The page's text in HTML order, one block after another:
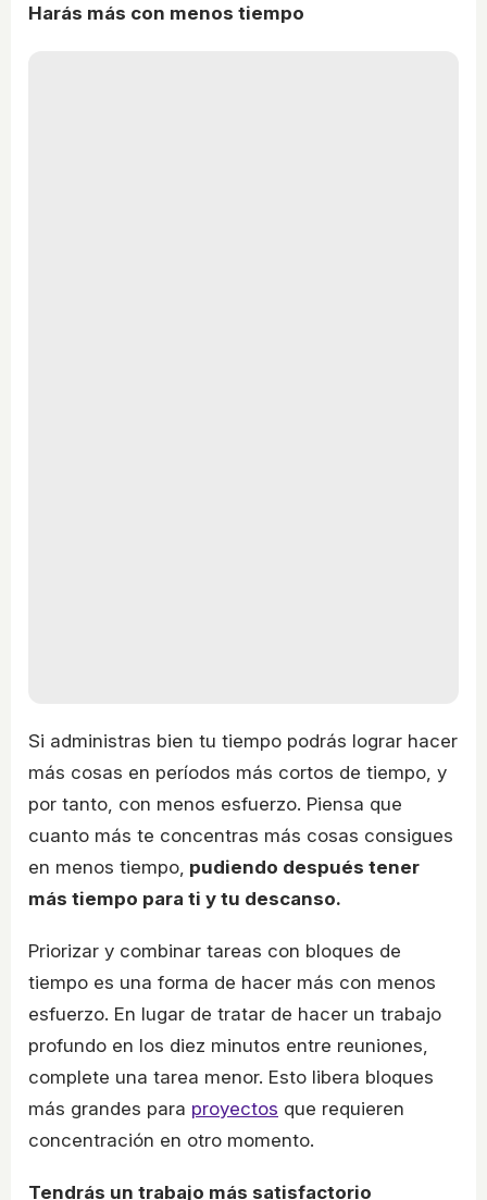
Harás más con menos tiempo
Si administras bien tu tiempo podrás lograr hacer
más cosas en períodos más cortos de tiempo, y
por tanto, con menos esfuerzo. Piensa que
cuanto más te concentras más cosas consigues
en menos tiempo, pudiendo después tener
más tiempo para ti y tu descanso.
Priorizar y combinar tareas con bloques de
tiempo es una forma de hacer más con menos
esfuerzo. En lugar de tratar de hacer un trabajo
profundo en los diez minutos entre reuniones,
complete una tarea menor. Esto libera bloques
más grandes para proyectos que requieren
concentración en otro momento.
Tendrás un trabajo más satisfactorio